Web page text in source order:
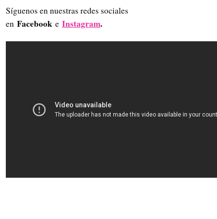
Síguenos en nuestras redes sociales
en Facebook e Instagram.